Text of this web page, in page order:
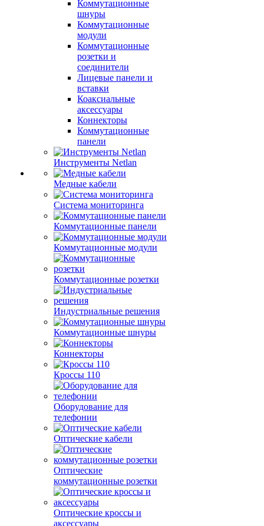
Коммутационные
шнуры
Коммутационные
модули
Коммутационные
розетки и
соединители
Лицевые панели и
вставки
Коаксиальные
аксессуары
Коннекторы
Коммутационные
панели
Инструменты Netlan
Медные кабели
Система мониторинга
Коммутационные панели
Коммутационные модули
Коммутационные розетки
Индустриальные решения
Коммутационные шнуры
Коннекторы
Кроссы 110
Оборудование для
телефонии
Оптические кабели
Оптические
коммутационные розетки
Оптические кроссы и
аксессуары